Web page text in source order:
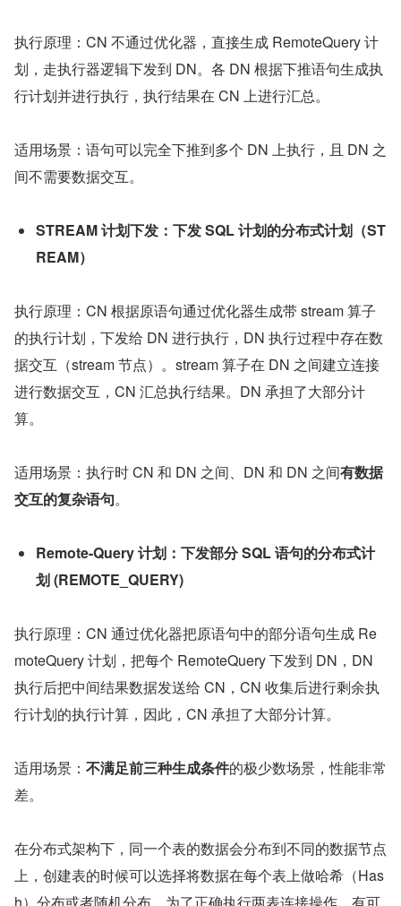
执行原理：CN 不通过优化器，直接生成 RemoteQuery 计
划，走执行器逻辑下发到 DN。各 DN 根据下推语句生成执
行计划并进行执行，执行结果在 CN 上进行汇总。
适用场景：语句可以完全下推到多个 DN 上执行，且 DN 之
间不需要数据交互。
STREAM 计划下发：下发 SQL 计划的分布式计划（ST
REAM）
执行原理：CN 根据原语句通过优化器生成带 stream 算子
的执行计划，下发给 DN 进行执行，DN 执行过程中存在数
据交互（stream 节点）。stream 算子在 DN 之间建立连接
进行数据交互，CN 汇总执行结果。DN 承担了大部分计
算。
适用场景：执行时 CN 和 DN 之间、DN 和 DN 之间有数据
交互的复杂语句。
Remote-Query 计划：下发部分 SQL 语句的分布式计
划 (REMOTE_QUERY)
执行原理：CN 通过优化器把原语句中的部分语句生成 Re
moteQuery 计划，把每个 RemoteQuery 下发到 DN，DN
执行后把中间结果数据发送给 CN，CN 收集后进行剩余执
行计划的执行计算，因此，CN 承担了大部分计算。
适用场景： 不满足前三种生成条件的极少数场景，性能非常
差。
在分布式架构下，同一个表的数据会分布到不同的数据节点
上，创建表的时候可以选择将数据在每个表上做哈希（Has